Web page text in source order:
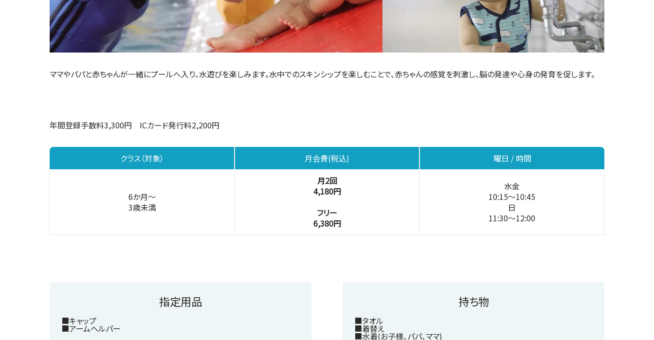
ママやパパと赤ちゃんが一緒にプールへ入り、水遊びを楽しみます。水中でのスキンシップを楽しむことで、赤ちゃんの感覚を刺激し、脳の発達や心身の発育を促します。
年間登録手数料3,300円 ICカード発行料2,200円
クラス（対象） 月会費(税込) 曜日 / 時間
6か月～
3歳未満
月2回
4,180円
フリー
6,380円
水金
10:15～10:45
日
11:30～12:00
指定用品
■キャップ
■アームヘルパー
持ち物
■タオル
■着替え
■水着(お子様、パパ、ママ)